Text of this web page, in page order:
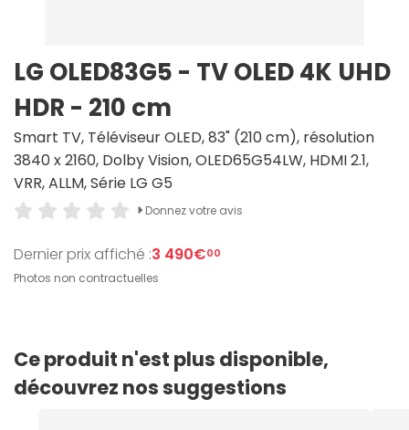
LG OLED83G5 - TV OLED 4K UHD
HDR - 210 cm
Smart TV, Téléviseur OLED, 83" (210 cm), résolution
3840 x 2160, Dolby Vision, OLED65G54LW, HDMI 2.1,
VRR, ALLM, Série LG G5
Donnez votre avis
Dernier prix affiché :3 490€00
Photos non contractuelles
Ce produit n'est plus disponible,
découvrez nos suggestions